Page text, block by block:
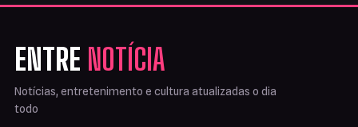
ENTRE NOTÍCIA
Notícias, entretenimento e cultura atualizadas o dia
todo